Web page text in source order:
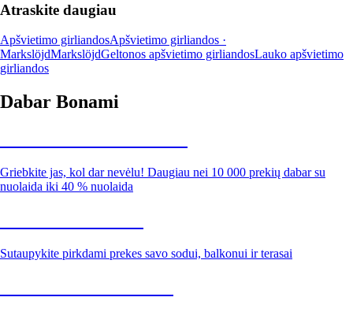
Atraskite daugiau
Apšvietimo girliandosApšvietimo girliandos ·
MarkslöjdMarkslöjdGeltonos apšvietimo girliandosLauko apšvietimo
girliandos
Dabar Bonami
Griebkite jas, kol dar nevėlu! Daugiau nei 10 000 prekių dabar su
nuolaida iki 40 % nuolaida
Sutaupykite pirkdami prekes savo sodui, balkonui ir terasai